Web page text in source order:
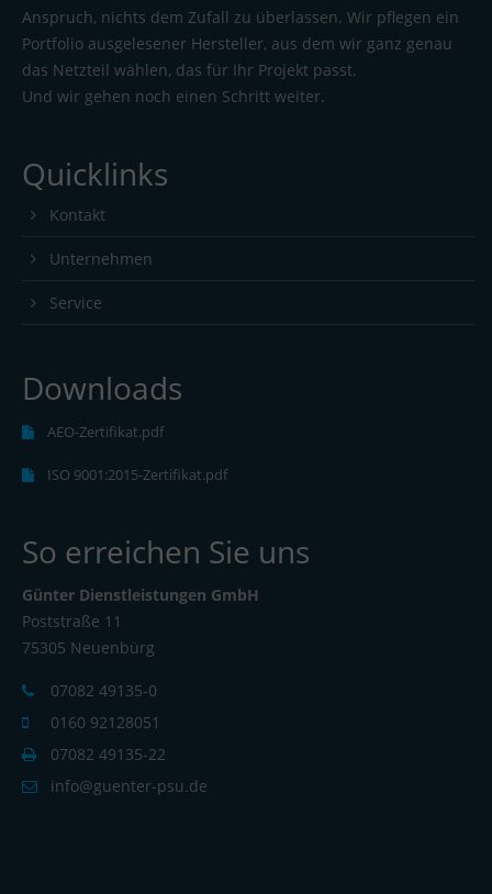
Anspruch, nichts dem Zufall zu überlassen. Wir pflegen ein
Portfolio ausgelesener Hersteller, aus dem wir ganz genau
das Netzteil wählen, das für Ihr Projekt passt.
Und wir gehen noch einen Schritt weiter.
Quicklinks
Kontakt
Unternehmen
Service
Downloads
AEO-Zertifikat.pdf
ISO 9001:2015-Zertifikat.pdf
So erreichen Sie uns
Günter Dienstleistungen GmbH
Poststraße 11
75305 Neuenbürg
07082 49135-0
0160 92128051
07082 49135-22
info@guenter-psu.de